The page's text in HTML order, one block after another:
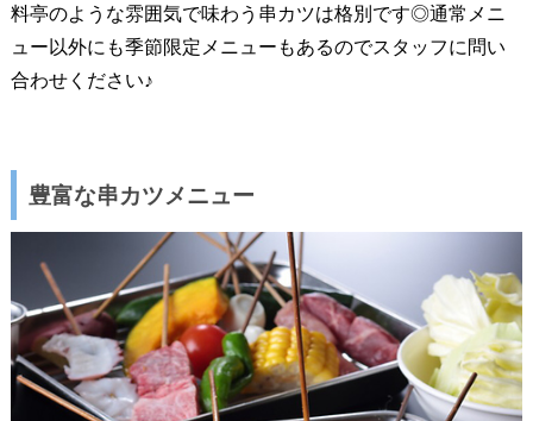
料亭のような雰囲気で味わう串カツは格別です◎通常メニ
ュー以外にも季節限定メニューもあるのでスタッフに問い
合わせください♪
豊富な串カツメニュー